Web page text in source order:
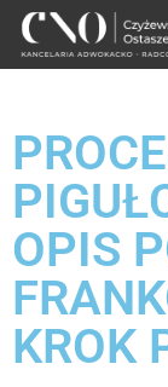
OPIS
KROK